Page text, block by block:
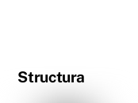
Structura